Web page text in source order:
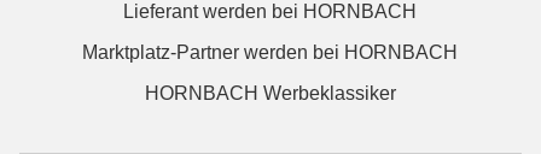
Lieferant werden bei HORNBACH
Marktplatz-Partner werden bei HORNBACH
HORNBACH Werbeklassiker